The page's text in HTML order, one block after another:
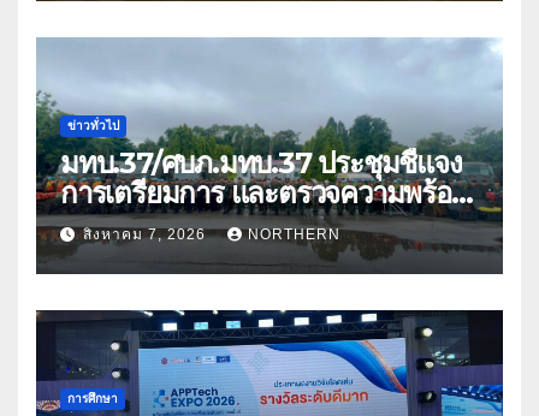
ข่าวทั่วไป
มทบ.37/ศบภ.มทบ.37 ประชุมชี้แจง
การเตรียมการ และตรวจความพร้อม
ด้านการบรรเทาสาธารณภัย
สิงหาคม 7, 2026 NORTHERN
การศึกษา